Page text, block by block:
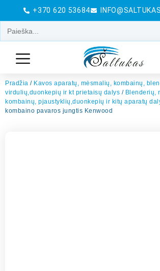
+370 620 53684
Pradžia / Kavos aparatų, mėsmalių, kombainų,
virdulių,duonkepių ir kt prietaisų dalys / Blenderių,
kombainų, pjaustyklių,duonkepių ir kitų aparatų
kombaino pavaros jungtis Kenwood